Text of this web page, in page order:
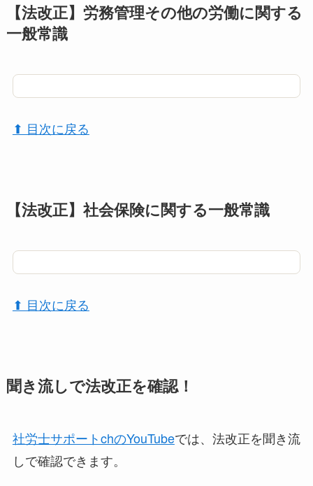
【法改正】労務管理その他の労働に関する
一般常識
⬆︎ 目次に戻る
【法改正】社会保険に関する一般常識
⬆︎ 目次に戻る
聞き流しで法改正を確認！
社労士サポートchのYouTubeでは、法改正を聞き流
しで確認できます。